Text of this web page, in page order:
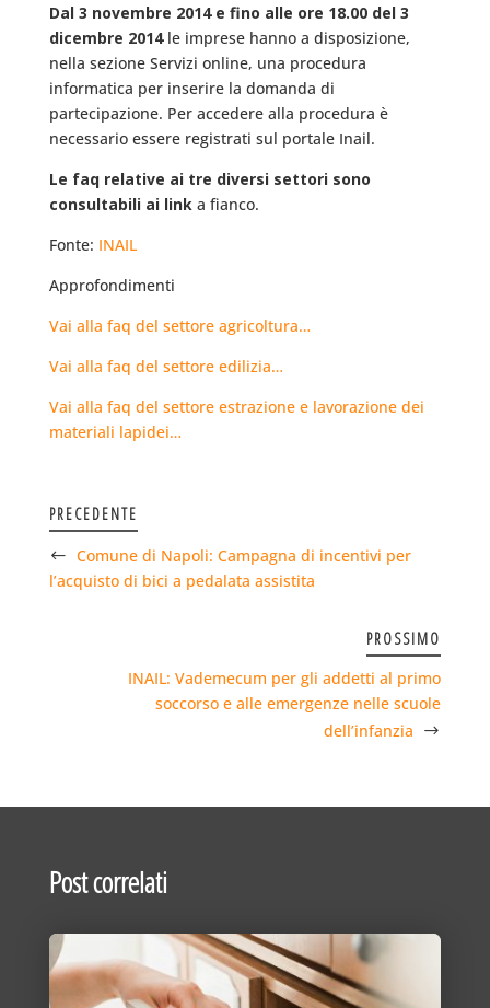
Dal 3 novembre 2014 e fino alle ore 18.00 del 3
dicembre 2014le imprese hanno a disposizione,
nella sezione Servizi online, una procedura
informatica per inserire la domanda di
partecipazione. Per accedere alla procedura è
necessario essere registrati sul portale Inail.
Le faq relative ai tre diversi settori sono
consultabili ai linka fianco.
Fonte: INAIL
Approfondimenti
Vai alla faq del settore agricoltura…
Vai alla faq del settore edilizia…
Vai alla faq del settore estrazione e lavorazione dei
materiali lapidei…
PRECEDENTE
Comune di Napoli: Campagna di incentivi per
l’acquisto di bici a pedalata assistita
PROSSIMO
INAIL: Vademecum per gli addetti al primo
soccorso e alle emergenze nelle scuole
dell’infanzia
Post correlati